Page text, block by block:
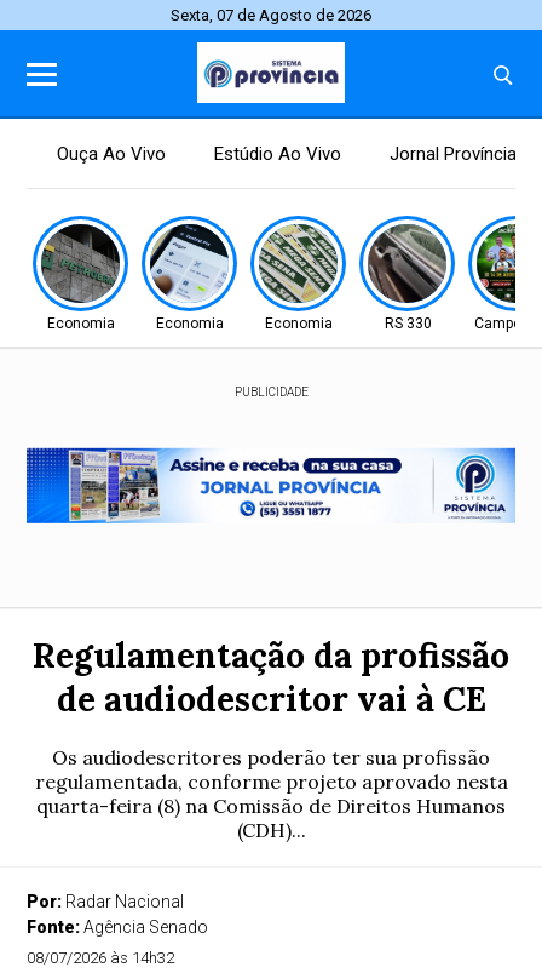
Sexta, 07 de Agosto de 2026
Ouça Ao Vivo Estúdio Ao Vivo Jornal Província
Economia Economia Economia RS 330 Campo
PUBLICIDADE
Regulamentação da profissão
de audiodescritor vai à CE
Os audiodescritores poderão ter sua profissão
regulamentada, conforme projeto aprovado nesta
quarta-feira (8) na Comissão de Direitos Humanos
(CDH)...
Por: Radar Nacional
Fonte:Agência Senado
08/07/2026 às 14h32